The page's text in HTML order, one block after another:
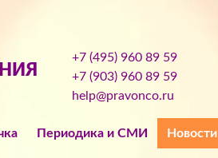
+7 (495) 960 89 59
+7 (903) 960 89 59
help@pravonco.ru
Периодика и СМИ Новости